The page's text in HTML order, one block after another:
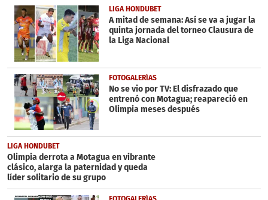
LIGA HONDUBET
A mitad de semana: Así se va a jugar la
quinta jornada del torneo Clausura de
la Liga Nacional
FOTOGALERÍAS
No se vio por TV: El disfrazado que
entrenó con Motagua; reapareció en
Olimpia meses después
LIGA HONDUBET
Olimpia derrota a Motagua en vibrante
clásico, alarga la paternidad y queda
líder solitario de su grupo